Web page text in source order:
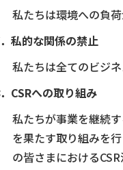
私たちは環境への負
私的な関係の禁止
私たちは全てのビジ
CSRへの取り組み
私たちが事業を継続
を果たす取り組みを
の皆さまにおける